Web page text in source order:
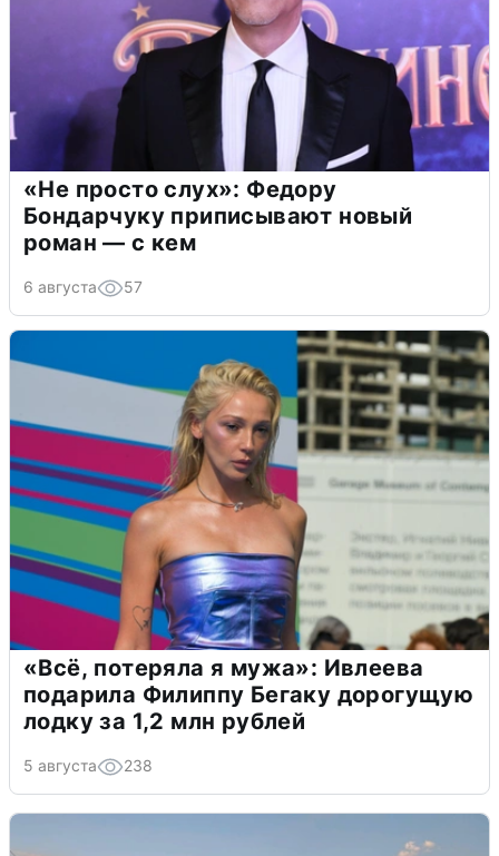
«Не просто слух»: Федору
Бондарчуку приписывают новый
роман — с кем
6 августа 57
«Всё, потеряла я мужа»: Ивлеева
подарила Филиппу Бегаку дорогущую
лодку за 1,2 млн рублей
5 августа 238